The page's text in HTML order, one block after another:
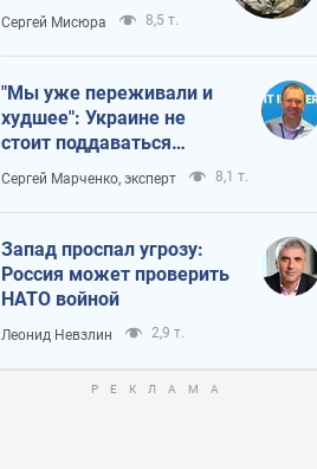
диктует темп войны
Сергей Мисюра 8,5 т.
"Мы уже переживали и
худшее": Украине не
стоит поддаваться
отчаянию из-за
ракетного террора
Сергей Марченко, эксперт 8,1 т.
Запад проспал угрозу:
Россия может проверить
НАТО войной
Леонид Невзлин 2,9 т.